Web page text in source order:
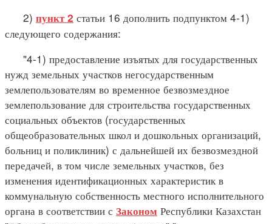
2) пункт 2 статьи 16 дополнить подпунктом 4-1)
следующего содержания:
"4-1) предоставление изъятых для государственных
нужд земельных участков негосударственным
землепользователям во временное безвозмездное
землепользование для строительства государственных
социальных объектов (государственных
общеобразовательных школ и дошкольных организаций,
больниц и поликлиник) с дальнейшей их безвозмездной
передачей, в том числе земельных участков, без
изменения идентификационных характеристик в
коммунальную собственность местного исполнительного
органа в соответствии с Законом Республики Казахстан